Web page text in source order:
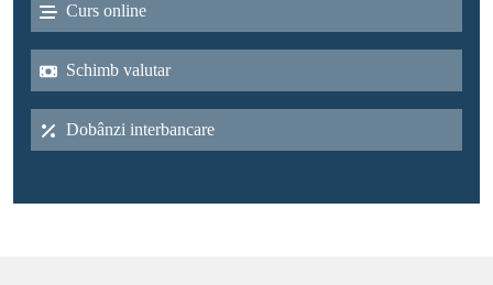
Curs online
Schimb valutar
Dobânzi interbancare